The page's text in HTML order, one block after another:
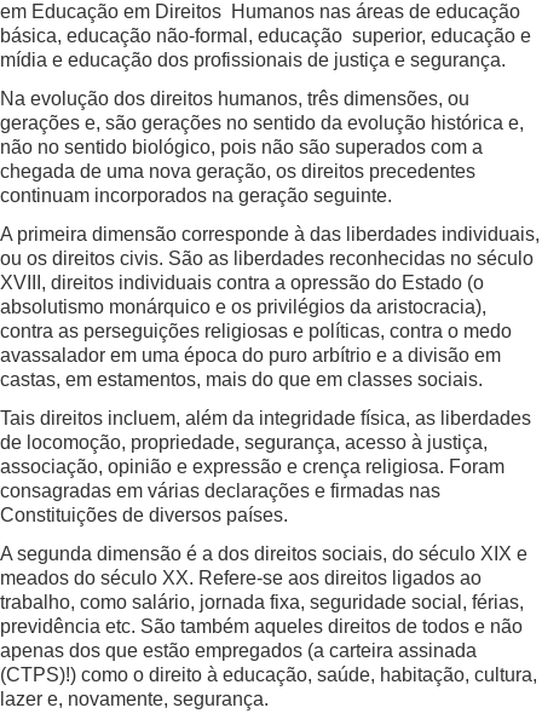
em Educação em Direitos Humanos nas áreas de educação
básica, educação não-formal, educação superior, educação e
mídia e educação dos profissionais de justiça e segurança.
Na evolução dos direitos humanos, três dimensões, ou
gerações e, são gerações no sentido da evolução histórica e,
não no sentido biológico, pois não são superados com a
chegada de uma nova geração, os direitos precedentes
continuam incorporados na geração seguinte.
A primeira dimensão corresponde à das liberdades individuais,
ou os direitos civis. São as liberdades reconhecidas no século
XVIII, direitos individuais contra a opressão do Estado (o
absolutismo monárquico e os privilégios da aristocracia),
contra as perseguições religiosas e políticas, contra o medo
avassalador em uma época do puro arbítrio e a divisão em
castas, em estamentos, mais do que em classes sociais.
Tais direitos incluem, além da integridade física, as liberdades
de locomoção, propriedade, segurança, acesso à justiça,
associação, opinião e expressão e crença religiosa. Foram
consagradas em várias declarações e firmadas nas
Constituições de diversos países.
A segunda dimensão é a dos direitos sociais, do século XIX e
meados do século XX. Refere-se aos direitos ligados ao
trabalho, como salário, jornada fixa, seguridade social, férias,
previdência etc. São também aqueles direitos de todos e não
apenas dos que estão empregados (a carteira assinada
(CTPS)!) como o direito à educação, saúde, habitação, cultura,
lazer e, novamente, segurança.